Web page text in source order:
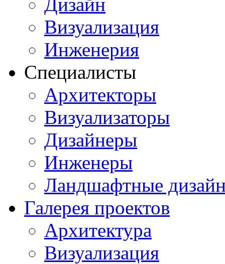
Визуализация
Инженерия
Специалисты
Архитекторы
Визуализаторы
Дизайнеры
Инженеры
Ландшафтные
Галерея проектов
Архитектура
Визуализация